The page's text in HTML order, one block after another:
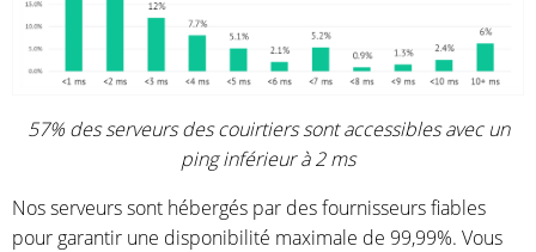
57% des serveurs des couirtiers sont accessibles avec un
ping inférieur à 2 ms
Nos serveurs sont hébergés par des fournisseurs fiables
pour garantir une disponibilité maximale de 99,99%. Vous